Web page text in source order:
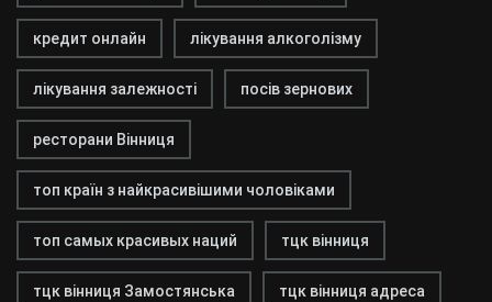
кредит онлайн лікування алкоголізму
лікування залежності посів зернових
ресторани Вінниця
топ країн з найкрасивішими чоловіками
топ самых красивых наций тцк вінниця
тцк вінниця Замостянська тцк вінниця адреса